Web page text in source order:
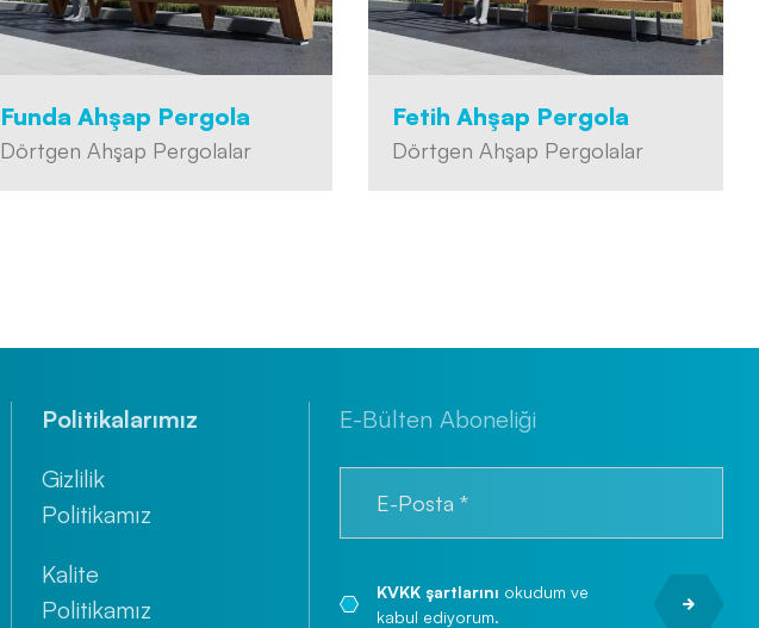
Funda Ahşap Pergola
Dörtgen Ahşap Pergolalar
Fetih Ahşap Pergola
Dörtgen Ahşap Pergolalar
Politikalarımız
Gizlilik
Politikamız
Kalite
Politikamız
E-Bülten Aboneliği
KVKK şartlarını okudum ve
kabul ediyorum.